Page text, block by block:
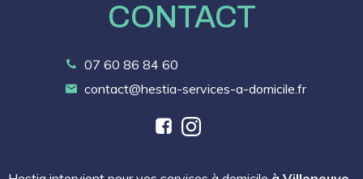
CONTACT
07 60 86 84 60
contact@hestia-services-a-domicile.fr